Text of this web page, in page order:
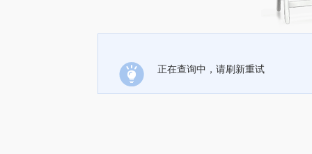
正在查询中，请刷新重试